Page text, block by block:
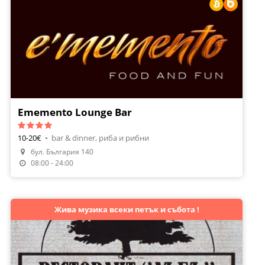
Направи Резервация
Ememento Lounge Bar
10-20€ • bar & dinner, риба и рибни
бул. България 140
08:00 - 24:00
Жива музика всеки петък и събота !